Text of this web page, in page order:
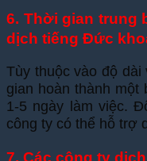
6. Thời gian trung
dịch tiếng Đức
Tùy thuộc vào độ
gian hoàn thành
1-5 ngày làm việc.
công ty có thể hỗ trợ